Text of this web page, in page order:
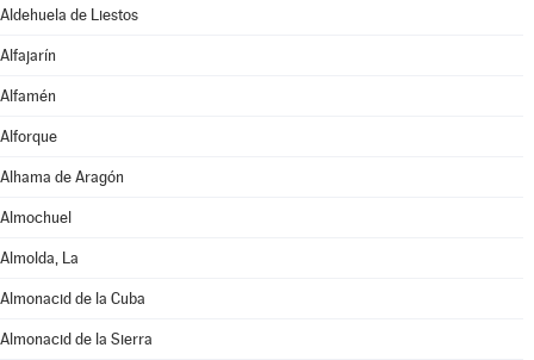
Aldehuela de Liestos
Alfajarín
Alfamén
Alforque
Alhama de Aragón
Almochuel
Almolda, La
Almonacid de la Cuba
Almonacid de la Sierra